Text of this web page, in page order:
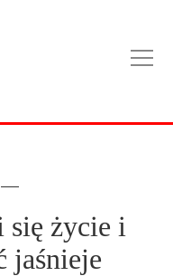
się życie i
jaśnieje